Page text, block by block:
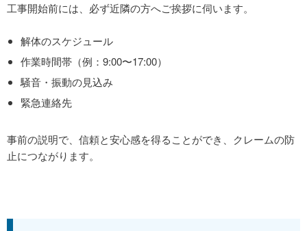
工事開始前には、必ず近隣の方へご挨拶に伺います。
解体のスケジュール
作業時間帯（例：9:00〜17:00）
騒音・振動の見込み
緊急連絡先
事前の説明で、信頼と安心感を得ることができ、クレームの防
止につながります。